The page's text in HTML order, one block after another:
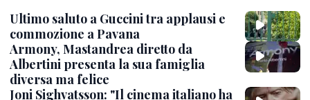
Ultimo saluto a Guccini tra applausi e
commozione a Pavana
Armony, Mastandrea diretto da
Albertini presenta la sua famiglia
diversa ma felice
Joni Sighvatsson: "Il cinema italiano ha